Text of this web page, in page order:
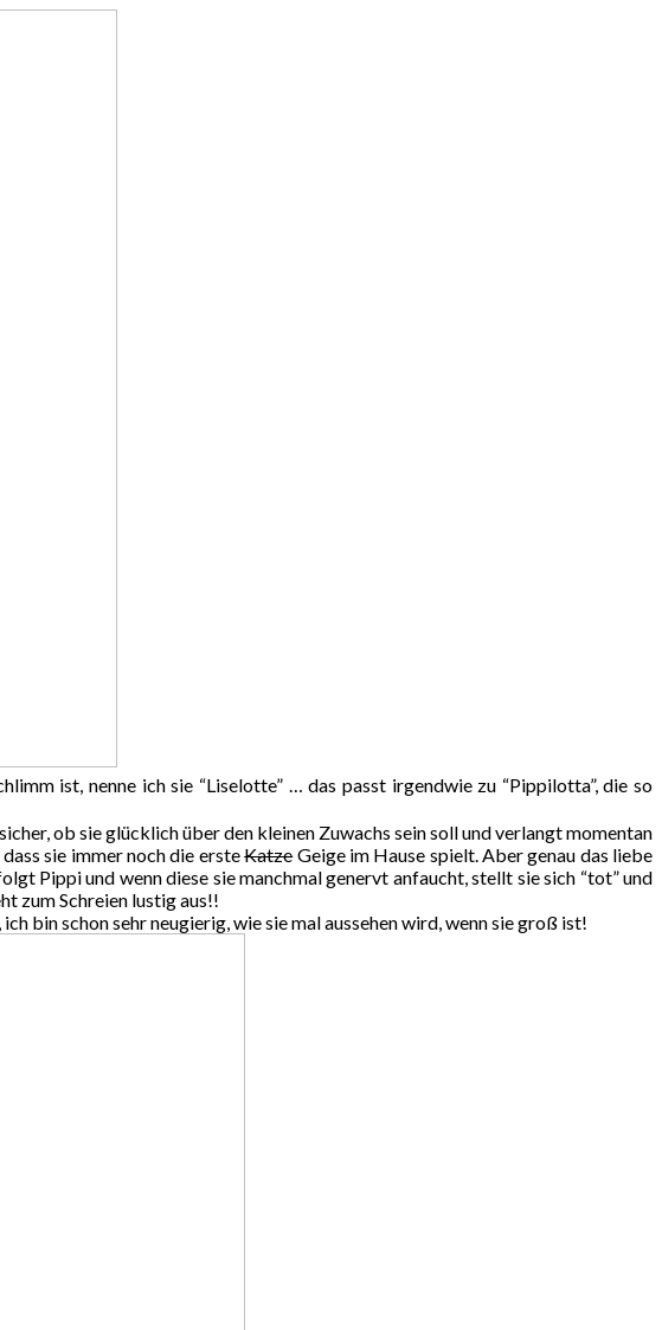
ist, nenne ich sie “Liselotte” … das passt irgendwie zu “Pippilotta”, die so
ob sie glücklich über den kleinen Zuwachs sein soll und verlangt momentan
sie immer noch die ersteKatzeGeige im Hause spielt. Aber genau das liebe
Pippi und wenn diese sie manchmal genervt anfaucht, stellt sie sich “tot” und
zum Schreien lustig aus!!
bin schon sehr neugierig, wie sie mal aussehen wird, wenn sie groß ist!